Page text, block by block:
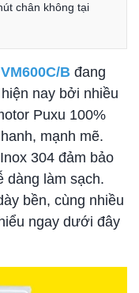
chân không tại
B đang
nay bởi nhiều
Puxu 100%
mạnh mẽ.
304 đảm bảo
dàng làm sạch.
bền, cùng nhiều
ngay dưới đây